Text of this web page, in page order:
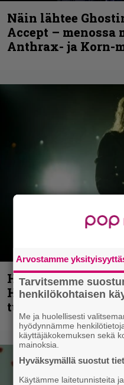
Näin lähtee
Accept – menossa
Anthrax- ja Korn-
Helloween- ja
Hansen julkaisi
tulevalta
Arvostamme
Tarvitsemme
henkilökohtaisen
Me ja huolellisesti
hyödynnämme
käyttäjäkokemuksen sekä
mainoksia.
Hyväksymällä suostut
Käytämme laitetunnisteita